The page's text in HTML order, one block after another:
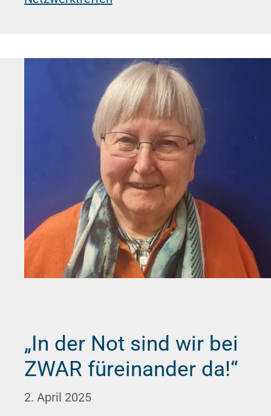
„In der Not sind wir bei
ZWAR füreinander da!“
2. April 2025